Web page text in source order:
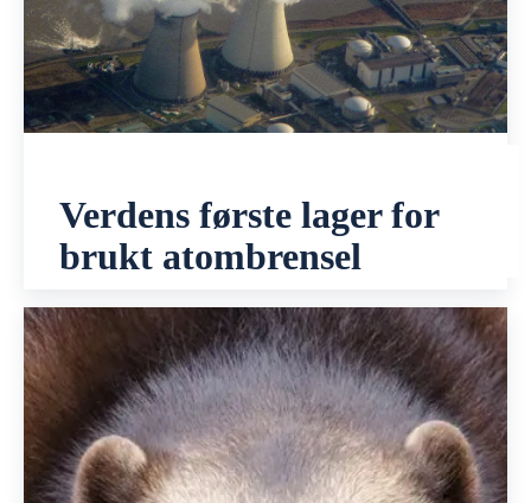
Verdens første lager for
brukt atombrensel